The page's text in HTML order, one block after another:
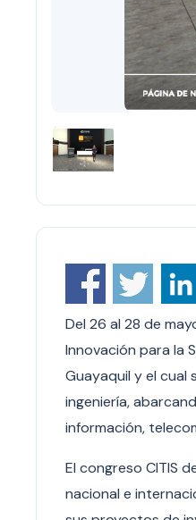
Del 26 al 28 de
Innovación para la
Guayaquil y el
ingeniería,
información,
El congreso CITIS
nacional e